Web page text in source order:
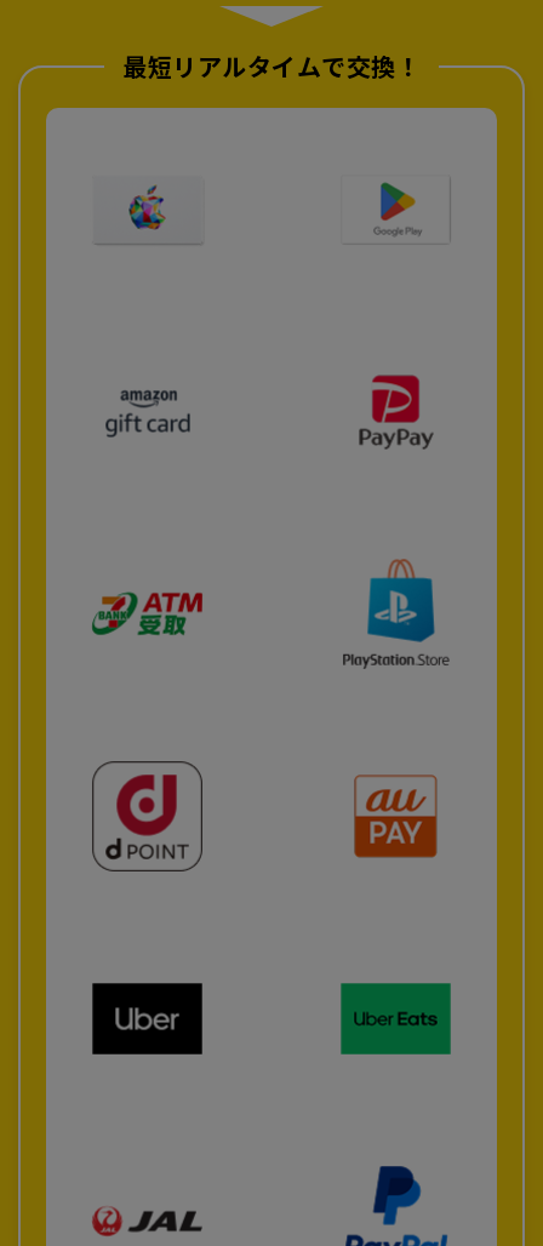
最短リアルタイムで交換！